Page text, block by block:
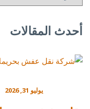
أحدث المقالات
يوليو 31, 2026